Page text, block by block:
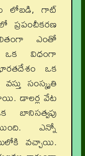
లోబడి, గాట్‌
ప్రపంచీకరణ
ఎంతో
ఒక విధంగా
ఒక
సంస్కృతి
డాలర్ల వేట
ఎన్నో
వచ్చాయి.